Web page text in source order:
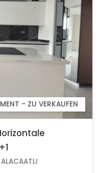
- ZU VERKAUFEN
ALACAATLI